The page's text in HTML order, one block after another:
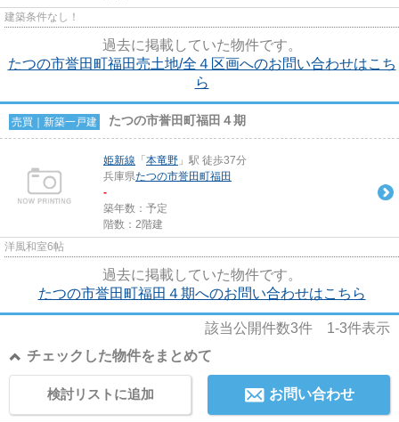
建築条件なし！
過去に掲載していた物件です。
たつの市誉田町福田売土地/全４区画へのお問い合わせはこち
ら
売買｜新築一戸建 たつの市誉田町福田４期
姫新線 「 本竜野 」駅 徒歩37分
兵庫県たつの市誉田町福田
-
築年数：予定
階数：2階建
洋風和室6帖
過去に掲載していた物件です。
たつの市誉田町福田４期へのお問い合わせはこちら
該当公開件数3件 1-3件表示
チェックした物件をまとめて
お問い合わせ
検討リストに追加